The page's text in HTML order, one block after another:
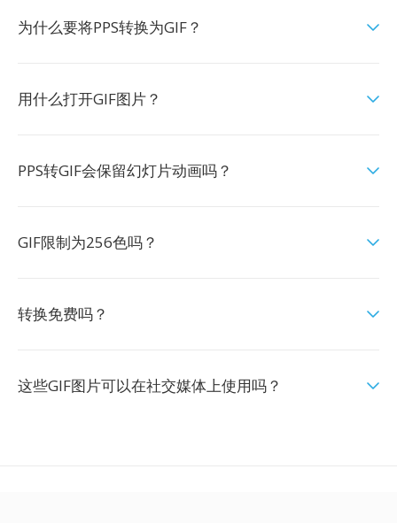
为什么要将PPS转换为GIF？
用什么打开GIF图片？
PPS转GIF会保留幻灯片动画吗？
GIF限制为256色吗？
转换免费吗？
这些GIF图片可以在社交媒体上使用吗？